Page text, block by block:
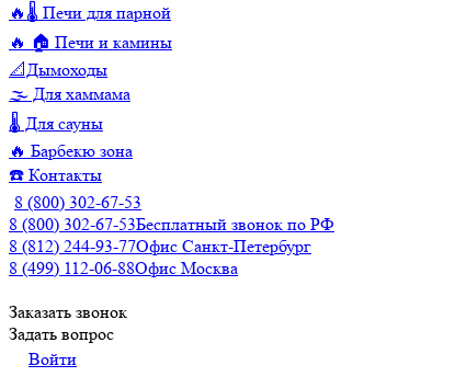
🔥🌡️ Печи для парной
🔥 🏠 Печи и камины
📐Дымоходы
🌫️ Для хаммама
🌡️ Для сауны
🔥 Барбекю зона
☎️ Контакты
8 (800) 302-67-53
8 (800) 302-67-53Бесплатный звонок по РФ
8 (812) 244-93-77Офис Санкт-Петербург
8 (499) 112-06-88Офис Москва
Заказать звонок
Задать вопрос
Войти